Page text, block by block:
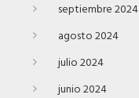
septiembre 2024
agosto 2024
julio 2024
junio 2024